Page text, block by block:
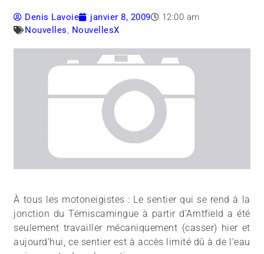
Denis Lavoie janvier 8, 2009
12:00 am
Nouvelles, NouvellesX
À tous les motoneigistes : Le sentier qui se rend à la
jonction du Témiscamingue à partir d’Arntfield a été
seulement travailler mécaniquement (casser) hier et
aujourd’hui, ce sentier est à accès limité dû à de l’eau